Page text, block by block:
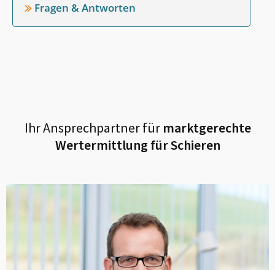
Fragen & Antworten
Ihr Ansprechpartner fürmarktgerechte
Wertermittlung fürSchieren